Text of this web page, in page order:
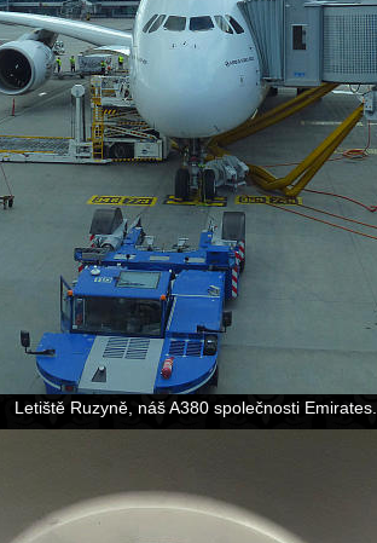
Letiště Ruzyně, náš A380 společnosti Emirates.